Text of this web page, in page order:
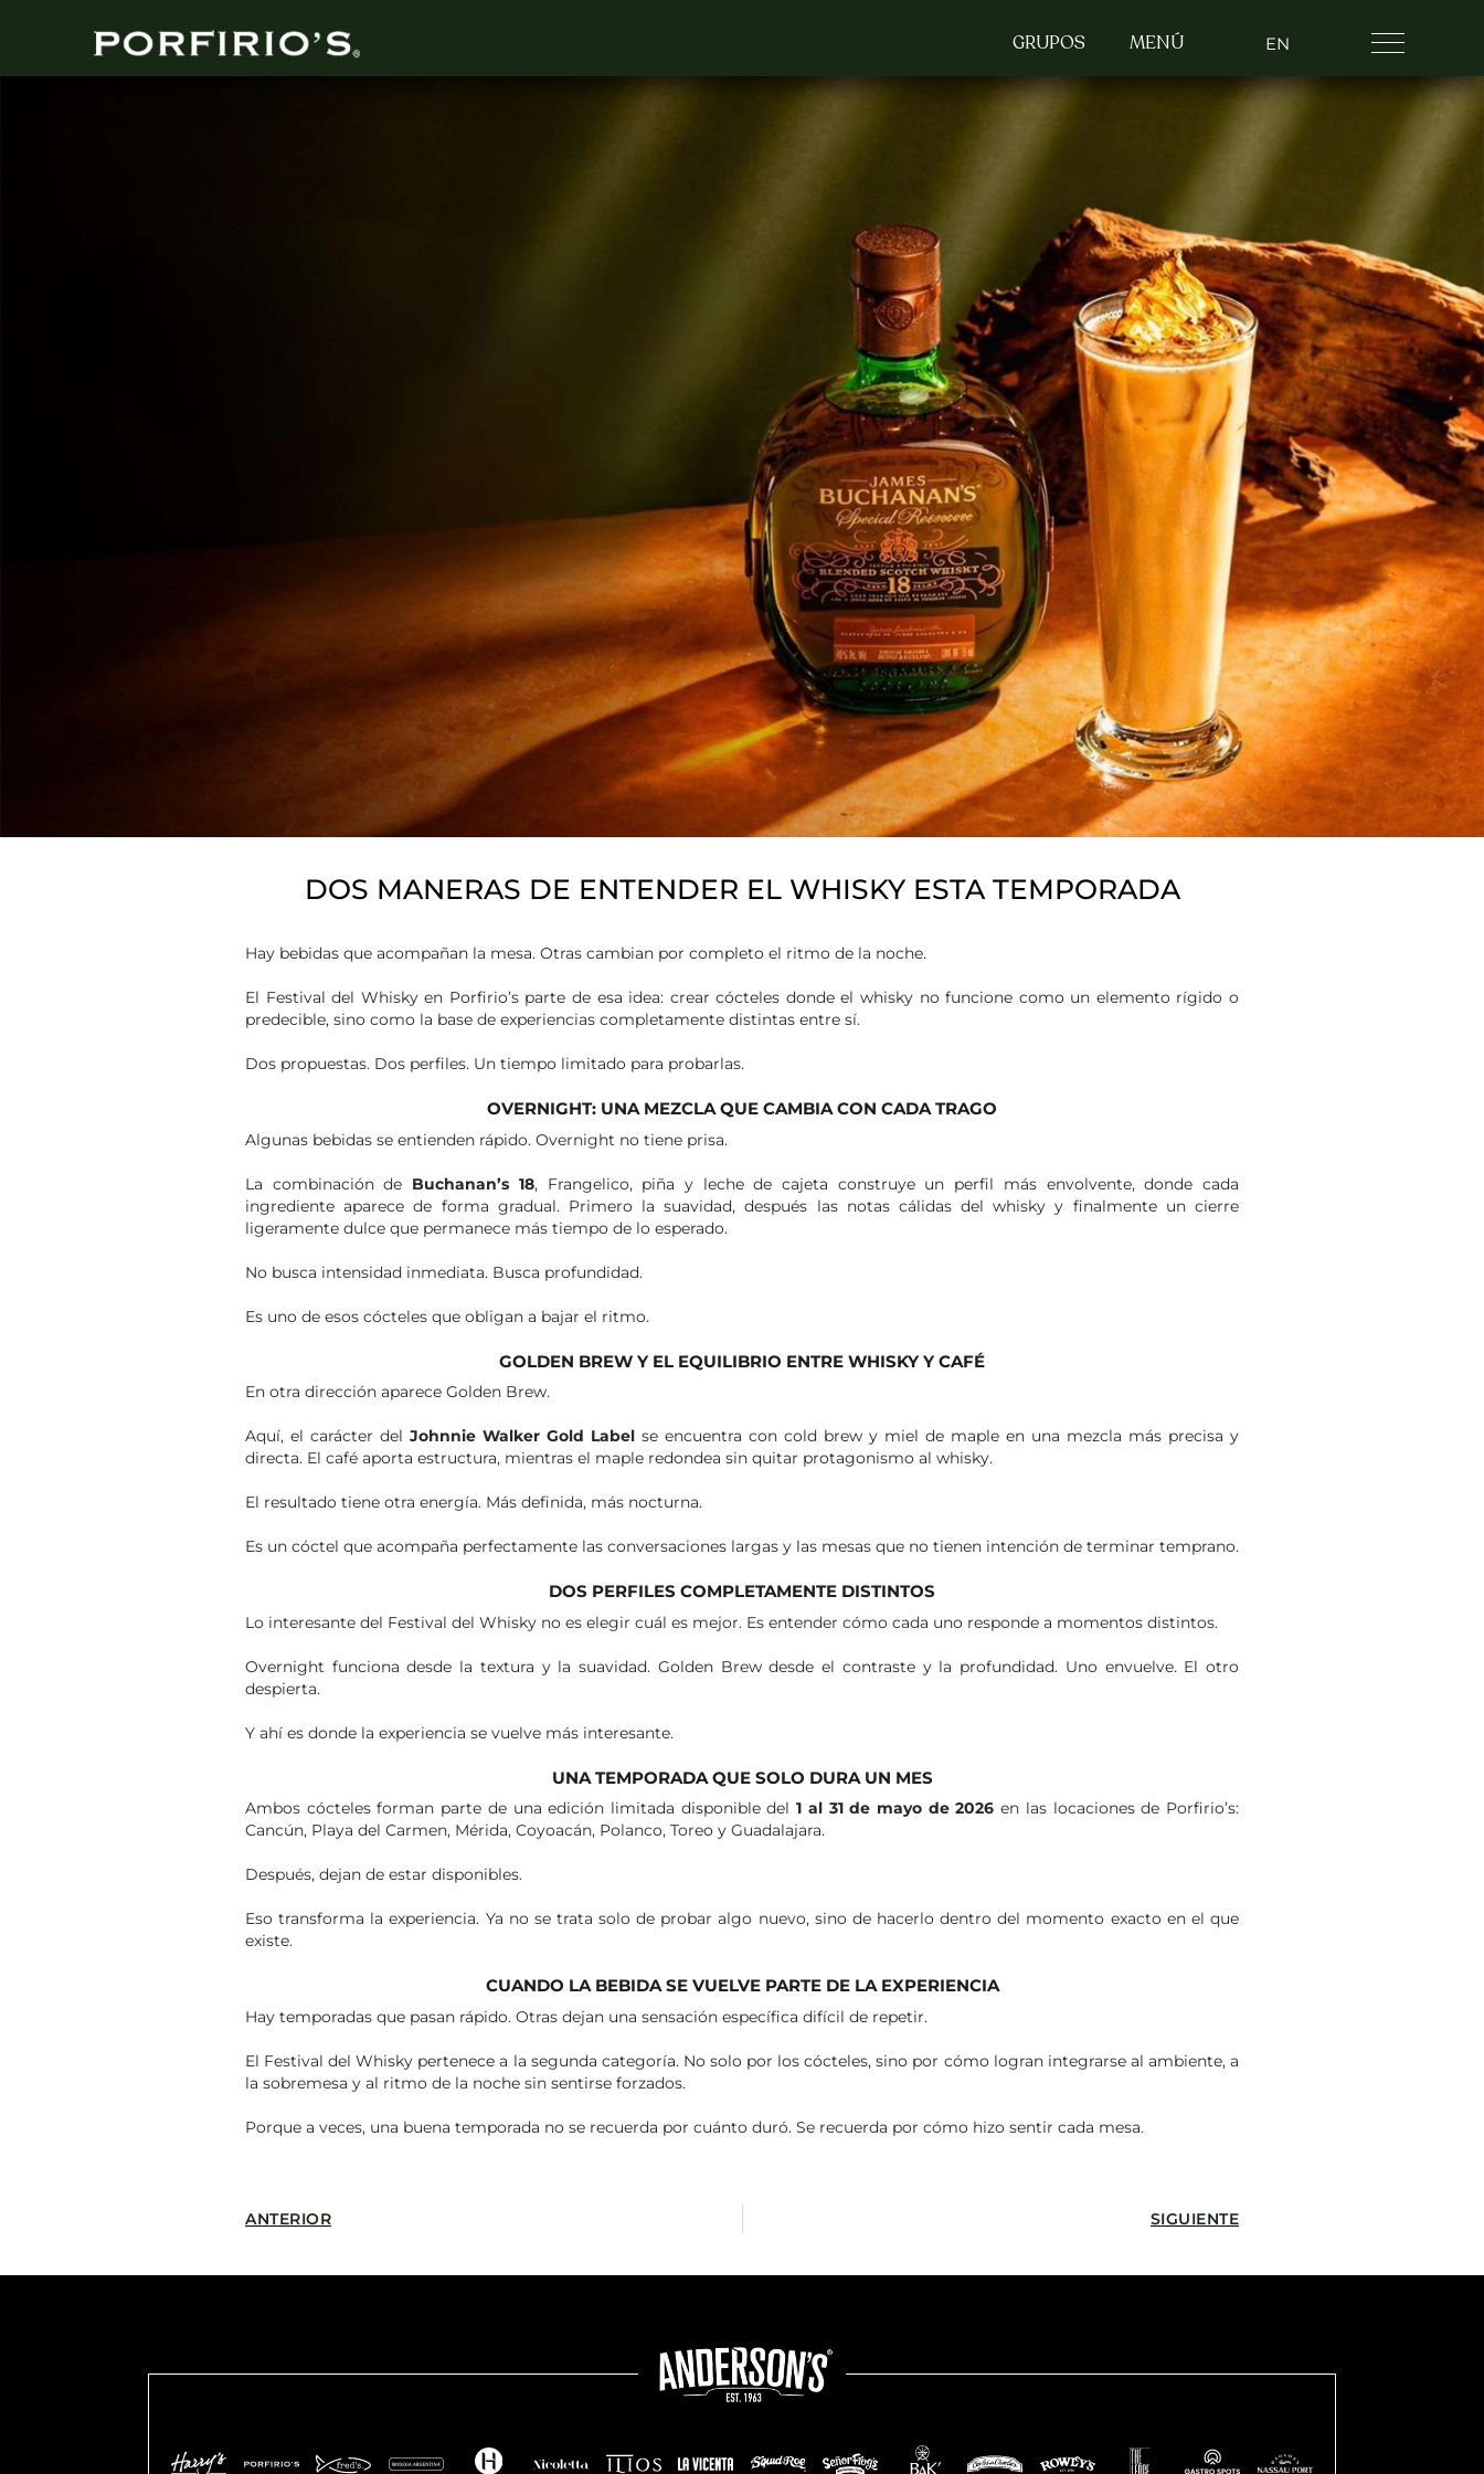
GRUPOS MENÚ EN
DOS MANERAS DE ENTENDER EL WHISKY ESTA TEMPORADA
Hay bebidas que acompañan la mesa. Otras cambian por completo el ritmo de la noche.
El Festival del Whisky en Porfirio’s parte de esa idea: crear cócteles donde el whisky no funcione como un elemento rígido o
predecible, sino como la base de experiencias completamente distintas entre sí.
Dos propuestas. Dos perfiles. Un tiempo limitado para probarlas.
OVERNIGHT: UNA MEZCLA QUE CAMBIA CON CADA TRAGO
Algunas bebidas se entienden rápido. Overnight no tiene prisa.
La combinación de Buchanan’s 18, Frangelico, piña y leche de cajeta construye un perfil más envolvente, donde cada
ingrediente aparece de forma gradual. Primero la suavidad, después las notas cálidas del whisky y finalmente un cierre
ligeramente dulce que permanece más tiempo de lo esperado.
No busca intensidad inmediata. Busca profundidad.
Es uno de esos cócteles que obligan a bajar el ritmo.
GOLDEN BREW Y EL EQUILIBRIO ENTRE WHISKY Y CAFÉ
En otra dirección aparece Golden Brew.
Aquí, el carácter del Johnnie Walker Gold Label se encuentra con cold brew y miel de maple en una mezcla más precisa y
directa. El café aporta estructura, mientras el maple redondea sin quitar protagonismo al whisky.
El resultado tiene otra energía. Más definida, más nocturna.
Es un cóctel que acompaña perfectamente las conversaciones largas y las mesas que no tienen intención de terminar temprano.
DOS PERFILES COMPLETAMENTE DISTINTOS
Lo interesante del Festival del Whisky no es elegir cuál es mejor. Es entender cómo cada uno responde a momentos distintos.
Overnight funciona desde la textura y la suavidad. Golden Brew desde el contraste y la profundidad. Uno envuelve. El otro
despierta.
Y ahí es donde la experiencia se vuelve más interesante.
UNA TEMPORADA QUE SOLO DURA UN MES
Ambos cócteles forman parte de una edición limitada disponible del1 al 31 de mayo de 2026 en las locaciones de Porfirio’s:
Cancún, Playa del Carmen, Mérida, Coyoacán, Polanco, Toreo y Guadalajara.
Después, dejan de estar disponibles.
Eso transforma la experiencia. Ya no se trata solo de probar algo nuevo, sino de hacerlo dentro del momento exacto en el que
existe.
CUANDO LA BEBIDA SE VUELVE PARTE DE LA EXPERIENCIA
Hay temporadas que pasan rápido. Otras dejan una sensación específica difícil de repetir.
El Festival del Whisky pertenece a la segunda categoría. No solo por los cócteles, sino por cómo logran integrarse al ambiente, a
la sobremesa y al ritmo de la noche sin sentirse forzados.
Porque a veces, una buena temporada no se recuerda por cuánto duró. Se recuerda por cómo hizo sentir cada mesa.
ANTERIOR SIGUIENTE